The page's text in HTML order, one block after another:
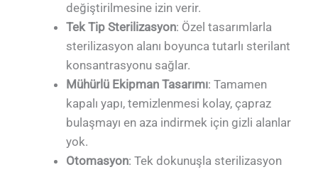
değiştirilmesine izin verir.
Tek Tip Sterilizasyon: Özel tasarımlarla
sterilizasyon alanı boyunca tutarlı sterilant
konsantrasyonu sağlar.
Mühürlü Ekipman Tasarımı: Tamamen
kapalı yapı, temizlenmesi kolay, çapraz
bulaşmayı en aza indirmek için gizli alanlar
yok.
Otomasyon: Tek dokunuşla sterilizasyon